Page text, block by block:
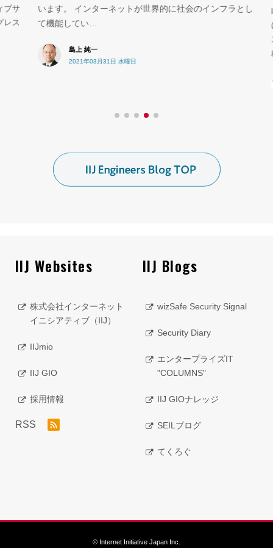
サ
ス
います。 インターネットが世界的に社会のインフラとし
て機能してい…
島上 純一
2021年03月31日 水曜日
IIJ Websites
株式会社インターネット
イニシアティブ（IIJ）
IIJmio
IIJ GIO
採用情報
RSS
IIJ Blogs
wizSafe Security Signal
Security Diary
エンタープライズIT
"COLUMNS"
IIJ GIOナレッジ
SEILブログ
てくろぐ
© Internet Initiative Japan Inc.